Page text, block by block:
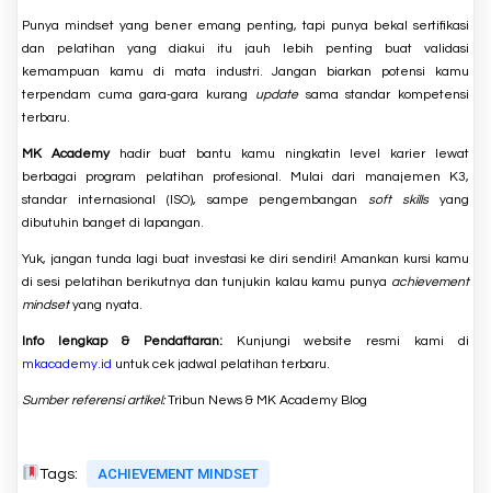
Punya mindset yang bener emang penting, tapi punya bekal sertifikasi
dan pelatihan yang diakui itu jauh lebih penting buat validasi
kemampuan kamu di mata industri. Jangan biarkan potensi kamu
terpendam cuma gara-gara kurang updatesama standar kompetensi
terbaru.
MK Academyhadir buat bantu kamu ningkatin level karier lewat
berbagai program pelatihan profesional. Mulai dari manajemen K3,
standar internasional (ISO), sampe pengembangansoft skillsyang
dibutuhin banget di lapangan.
Yuk, jangan tunda lagi buat investasi ke diri sendiri! Amankan kursi kamu
di sesi pelatihan berikutnya dan tunjukin kalau kamu punya achievement
mindsetyang nyata.
Info lengkap & Pendaftaran:Kunjungi website resmi kami di
mkacademy.id untuk cek jadwal pelatihan terbaru.
Sumber referensi artikel: Tribun News & MK Academy Blog
Tags: ACHIEVEMENT MINDSET